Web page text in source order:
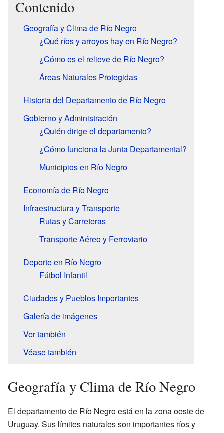
Contenido
Geografía y Clima de Río Negro
¿Qué ríos y arroyos hay en Río Negro?
¿Cómo es el relieve de Río Negro?
Áreas Naturales Protegidas
Historia del Departamento de Río Negro
Gobierno y Administración
¿Quién dirige el departamento?
¿Cómo funciona la Junta Departamental?
Municipios en Río Negro
Economía de Río Negro
Infraestructura y Transporte
Rutas y Carreteras
Transporte Aéreo y Ferroviario
Deporte en Río Negro
Fútbol Infantil
Ciudades y Pueblos Importantes
Galería de imágenes
Ver también
Véase también
Geografía y Clima de Río Negro
El departamento de Río Negro está en la zona oeste de
Uruguay. Sus límites naturales son importantes ríos y